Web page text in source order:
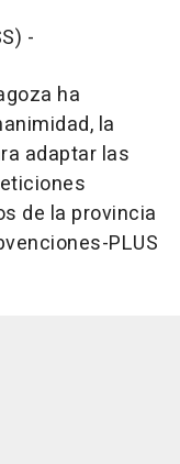
-
ha
la
adaptar las
de la provincia
PLUS